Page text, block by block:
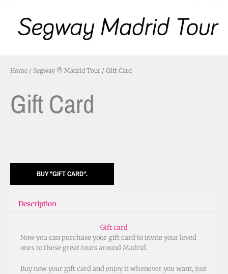
Home / Segway ® Madrid Tour / Gift Card
Gift Card
BUY "GIFT CARD".
Description
Gift card
Now you can purchase your gift card to invite your loved
ones to these great tours around Madrid.
Buy now your gift card and enjoy it whenever you want, just